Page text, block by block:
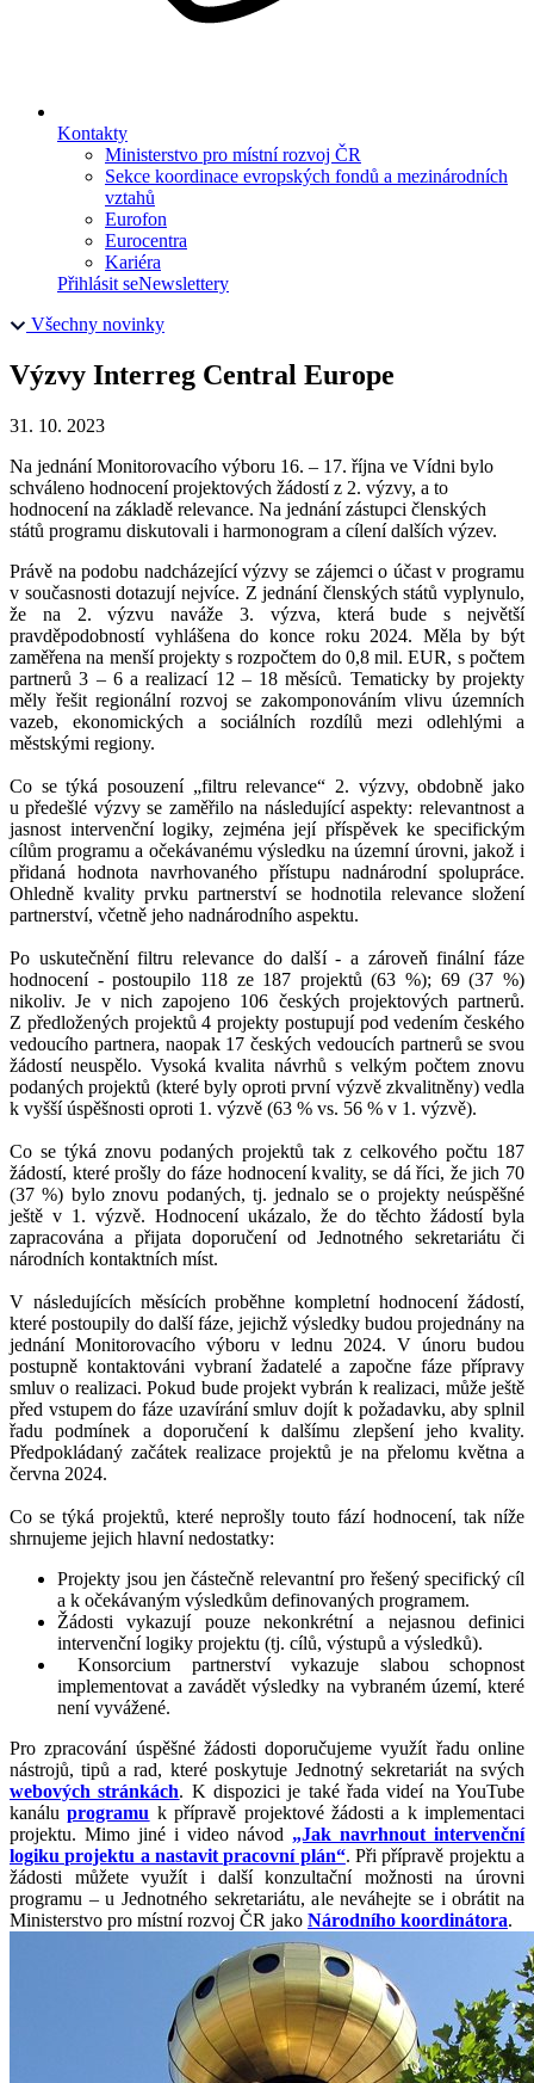
Kontakty
Ministerstvo pro místní rozvoj ČR
Sekce koordinace evropských fondů a mezinárodních
vztahů
Eurofon
Eurocentra
Kariéra
Přihlásit seNewslettery
Všechny novinky
Výzvy Interreg Central Europe
31. 10. 2023
Na jednání Monitorovacího výboru 16. – 17. října ve Vídni bylo
schváleno hodnocení projektových žádostí z 2. výzvy, a to
hodnocení na základě relevance. Na jednání zástupci členských
států programu diskutovali i harmonogram a cílení dalších výzev.
Právě na podobu nadcházející výzvy se zájemci o účast v programu
v současnosti dotazují nejvíce. Z jednání členských států vyplynulo,
že na 2. výzvu naváže 3. výzva, která bude s největší
pravděpodobností vyhlášena do konce roku 2024. Měla by být
zaměřena na menší projekty s rozpočtem do 0,8 mil. EUR, s počtem
partnerů 3 – 6 a realizací 12 – 18 měsíců. Tematicky by projekty
měly řešit regionální rozvoj se zakomponováním vlivu územních
vazeb, ekonomických a sociálních rozdílů mezi odlehlými a
městskými regiony.
Co se týká posouzení „filtru relevance“ 2. výzvy, obdobně jako
u předešlé výzvy se zaměřilo na následující aspekty: relevantnost a
jasnost intervenční logiky, zejména její příspěvek ke specifickým
cílům programu a očekávanému výsledku na územní úrovni, jakož i
přidaná hodnota navrhovaného přístupu nadnárodní spolupráce.
Ohledně kvality prvku partnerství se hodnotila relevance složení
partnerství, včetně jeho nadnárodního aspektu.
Po uskutečnění filtru relevance do další - a zároveň finální fáze
hodnocení - postoupilo 118 ze 187 projektů (63 %); 69 (37 %)
nikoliv. Je v nich zapojeno 106 českých projektových partnerů.
Z předložených projektů 4 projekty postupují pod vedením českého
vedoucího partnera, naopak 17 českých vedoucích partnerů se svou
žádostí neuspělo. Vysoká kvalita návrhů s velkým počtem znovu
podaných projektů (které byly oproti první výzvě zkvalitněny) vedla
k vyšší úspěšnosti oproti 1. výzvě (63 % vs. 56 % v 1. výzvě).
Co se týká znovu podaných projektů tak z celkového počtu 187
žádostí, které prošly do fáze hodnocení kvality, se dá říci, že jich 70
(37 %) bylo znovu podaných, tj. jednalo se o projekty neúspěšné
ještě v 1. výzvě. Hodnocení ukázalo, že do těchto žádostí byla
zapracována a přijata doporučení od Jednotného sekretariátu či
národních kontaktních míst.
V následujících měsících proběhne kompletní hodnocení žádostí,
které postoupily do další fáze, jejichž výsledky budou projednány na
jednání Monitorovacího výboru v lednu 2024. V únoru budou
postupně kontaktováni vybraní žadatelé a započne fáze přípravy
smluv o realizaci. Pokud bude projekt vybrán k realizaci, může ještě
před vstupem do fáze uzavírání smluv dojít k požadavku, aby splnil
řadu podmínek a doporučení k dalšímu zlepšení jeho kvality.
Předpokládaný začátek realizace projektů je na přelomu května a
června 2024.
Co se týká projektů, které neprošly touto fází hodnocení, tak níže
shrnujeme jejich hlavní nedostatky:
Projekty jsou jen částečně relevantní pro řešený specifický cíl
a k očekávaným výsledkům definovaných programem.
Žádosti vykazují pouze nekonkrétní a nejasnou definici
intervenční logiky projektu (tj. cílů, výstupů a výsledků).
Konsorcium partnerství vykazuje slabou schopnost
implementovat a zavádět výsledky na vybraném území, které
není vyvážené.
Pro zpracování úspěšné žádosti doporučujeme využít řadu online
nástrojů, tipů a rad, které poskytuje Jednotný sekretariát na svých
webových stránkách. K dispozici je také řada videí na YouTube
kanáluprogramu k přípravě projektové žádosti a k implementaci
projektu. Mimo jiné i video návod „Jak navrhnout intervenční
logiku projektu a nastavit pracovní plán“. Při přípravě projektu a
žádosti můžete využít i další konzultační možnosti na úrovni
programu – u Jednotného sekretariátu, ale neváhejte se i obrátit na
Ministerstvo pro místní rozvoj ČR jako Národního koordinátora.